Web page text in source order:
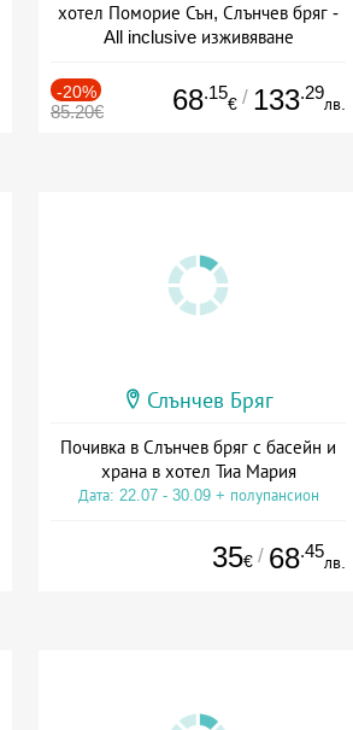
хотел Поморие Сън, Слънчев бряг -
All inclusive изживяване
-20%
85.20€ 68.15
€ / 133.29
лв.
Слънчев Бряг
Почивка в Слънчев бряг с басейн и
храна в хотел Тиа Мария
Дата: 22.07 - 30.09 + полупансион
35€ / 68.45
лв.